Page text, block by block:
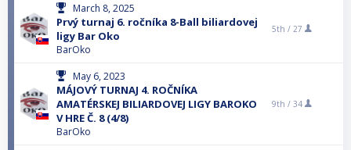
March 8, 2025
Prvý turnaj 6. ročníka 8-Ball biliardovej
ligy Bar Oko
BarOko
5th / 27
May 6, 2023
MÁJOVÝ TURNAJ 4. ROČNÍKA
AMATÉRSKEJ BILIARDOVEJ LIGY BAROKO
V HRE Č. 8 (4/8)
BarOko
9th / 34